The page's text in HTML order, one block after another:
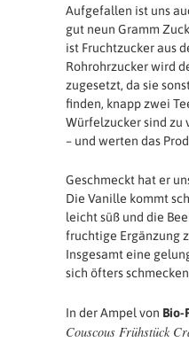
Aufgefallen ist uns
gut neun Gramm
ist Fruchtzucker aus
Rohrohrzucker wird
zugesetzt, da sie
finden, knapp zwei
Würfelzucker sind zu
– und werten das
Geschmeckt hat er
Die Vanille kommt
leicht süß und die
fruchtige Ergänzung
Insgesamt eine
sich öfters
In der Ampel von Bio-
Couscous Frühstück